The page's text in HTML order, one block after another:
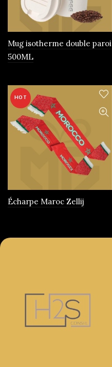
Mug isotherme double paroi
500ML
HOT
Écharpe Maroc Zellij